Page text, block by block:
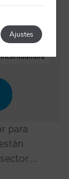
para
Ajustes